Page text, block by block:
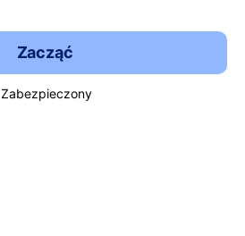
Zacząć
Zabezpieczony